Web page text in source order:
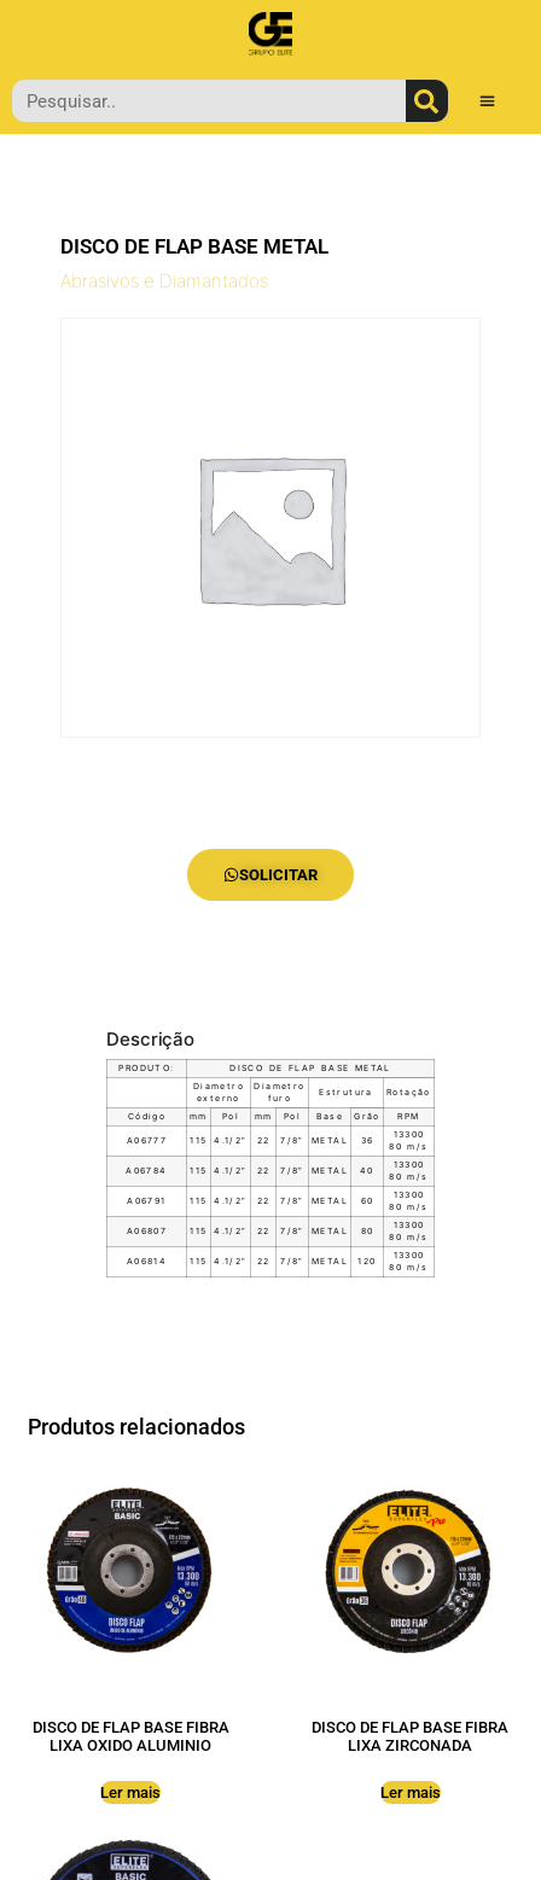
DISCO DE FLAP BASE METAL
Abrasivos e Diamantados
SOLICITAR
Descrição
PRODUTO:
DISCO DE FLAP BASE METAL
Diametro
externo
Diametro
furo
Estrutura Rotação
Código mm Pol mm Pol Base Grão RPM
A06777 115 4.1/2” 22 7/8” METAL 36
13300
80 m/s
A06784 115 4.1/2” 22 7/8” METAL 40
13300
80 m/s
A06791 115 4.1/2” 22 7/8” METAL 60
13300
80 m/s
A06807 115 4.1/2” 22 7/8” METAL 80
13300
80 m/s
A06814 115 4.1/2” 22 7/8” METAL 120
13300
80 m/s
Produtos relacionados
DISCO DE FLAP BASE FIBRA
LIXA OXIDO ALUMINIO
Ler mais
DISCO DE FLAP BASE FIBRA
LIXA ZIRCONADA
Ler mais